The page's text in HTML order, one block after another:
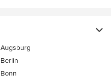
Augsburg
Berlin
Bonn